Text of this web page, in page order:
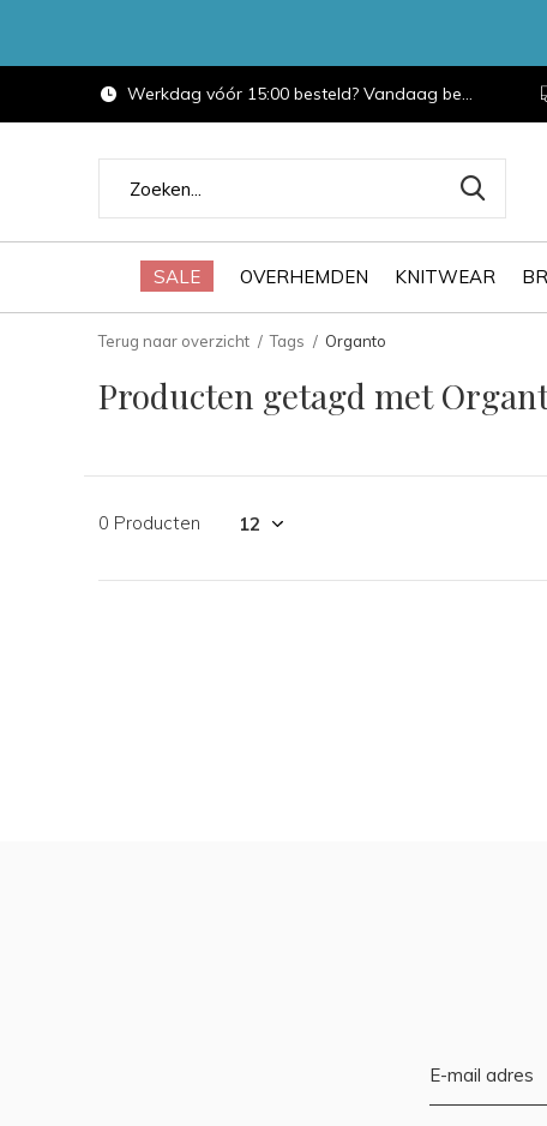
SALE OVERHEMDEN KNITWEAR
Werkdag vóór 15:00 besteld? Vandaag bezorgd.
Terug naar overzicht Tags Organto
Producten getagd met
0 Producten